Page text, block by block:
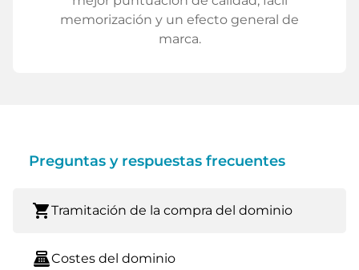
memorización y un efecto general de
marca.
Preguntas y respuestas frecuentes
shopping_cartTramitación de la compra del dominio
point_of_saleCostes del dominio